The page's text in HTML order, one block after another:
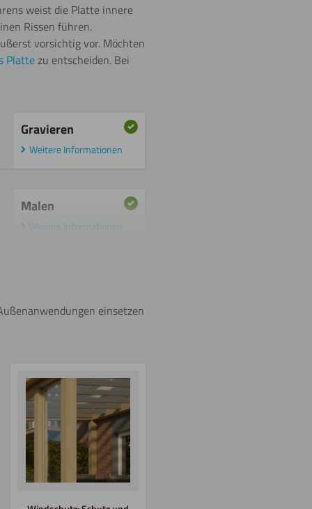
weist die Platte innere
Rissen führen.
vorsichtig vor. Möchten
Plattezu entscheiden. Bei
Gravieren
Weitere Informationen
Malen
Weitere Informationen
(kalt)
Schneiden
einsetzen